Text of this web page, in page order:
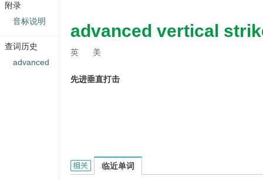
advanced vertical
英 美
先进垂直打击
Advanced Vertical Strike的相关资料：
临近单词
附录
音标说明
查词历史
advanced